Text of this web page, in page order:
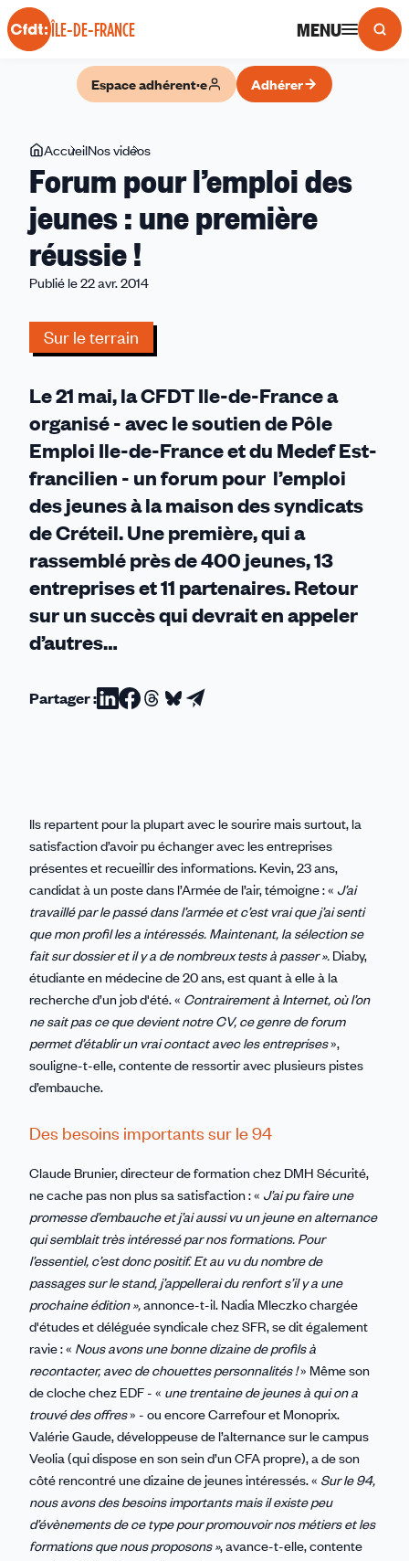
Panneau de gestion des cookies
ÎLE-DE-FRANCE MENU
Espace adhérent·e Adhérer
Vous
êtes
ici
AccueilNos vidéos
pour
des
!
Forum pour l’emploi des
jeunes : une première
réussie !
Publié le 22 avr. 2014
Sur le terrain
Le 21 mai, la CFDT Ile-de-France a
organisé - avec le soutien de Pôle
Emploi Ile-de-France et du Medef Est-
francilien - un forum pour l’emploi
des jeunes à la maison des syndicats
de Créteil. Une première, qui a
rassemblé près de 400 jeunes, 13
entreprises et 11 partenaires. Retour
sur un succès qui devrait en appeler
d’autres…
Partager :Partager
Partager
Partager
Partager
Partager
Ils repartent pour la plupart avec le sourire mais surtout, la
satisfaction d’avoir pu échanger avec les entreprises
présentes et recueillir des informations. Kevin, 23 ans,
candidat à un poste dans l’Armée de l’air, témoigne : « J’ai
travaillé par le passé dans l’armée et c’est vrai que j’ai senti
que mon profil les a intéressés. Maintenant, la sélection se
fait sur dossier et il y a de nombreux tests à passer ». Diaby,
étudiante en médecine de 20 ans, est quant à elle à la
recherche d’un job d'été. « Contrairement à Internet, où l’on
ne sait pas ce que devient notre CV, ce genre de forum
permet d’établir un vrai contact avec les entreprises»,
souligne-t-elle, contente de ressortir avec plusieurs pistes
d’embauche.
Des besoins importants sur le 94
Claude Brunier, directeur de formation chez DMH Sécurité,
ne cache pas non plus sa satisfaction : « J’ai pu faire une
promesse d’embauche et j’ai aussi vu un jeune en alternance
qui semblait très intéressé par nos formations. Pour
l’essentiel, c’est donc positif. Et au vu du nombre de
passages sur le stand, j’appellerai du renfort s’il y a une
prochaine édition »,annonce-t-il. Nadia Mleczko chargée
d'études et déléguée syndicale chez SFR, se dit également
ravie : « Nous avons une bonne dizaine de profils à
recontacter, avec de chouettes personnalités !» Même son
de cloche chez EDF - « une trentaine de jeunes à qui on a
trouvé des offres» - ou encore Carrefour et Monoprix.
Valérie Gaude, développeuse de l’alternance sur le campus
Veolia (qui dispose en son sein d’un CFA propre), a de son
côté rencontré une dizaine de jeunes intéressés. « Sur le 94,
nous avons des besoins importants mais il existe peu
d’évènements de ce type pour promouvoir nos métiers et les
formations que nous proposons », avance-t-elle, contente